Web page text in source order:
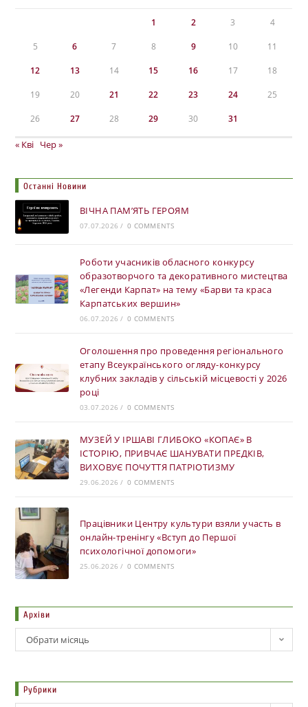
1 2 3 4
5 6 7 8 9 10 11
12 13 14 15 16 17 18
19 20 21 22 23 24 25
26 27 28 29 30 31
« Кві Чер »
Останні Новини
ВІЧНА ПАМ’ЯТЬ ГЕРОЯМ
07.07.2026 / 0 COMMENTS
Роботи учасників обласного конкурсу
образотворчого та декоративного мистецтва
«Легенди Карпат» на тему «Барви та краса
Карпатських вершин»
06.07.2026 / 0 COMMENTS
Оголошення про проведення регіонального
етапу Всеукраїнського огляду-конкурсу
клубних закладів у сільській місцевості у 2026
році
03.07.2026 / 0 COMMENTS
МУЗЕЙ У ІРШАВІ ГЛИБОКО «КОПАЄ» В
ІСТОРІЮ, ПРИВЧАЄ ШАНУВАТИ ПРЕДКІВ,
ВИХОВУЄ ПОЧУТТЯ ПАТРІОТИЗМУ
29.06.2026 / 0 COMMENTS
Працівники Центру культури взяли участь в
онлайн-тренінгу «Вступ до Першої
психологічної допомоги»
25.06.2026 / 0 COMMENTS
Архіви
Обрати місяць
Рубрики